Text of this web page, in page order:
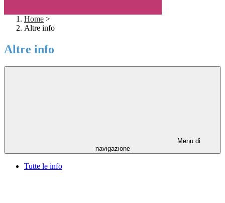
Home >
Altre info
Altre info
Menu di
navigazione
Tutte le info